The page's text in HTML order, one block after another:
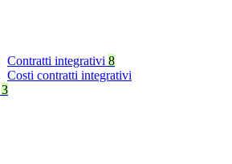
Contratti integrativi 8
Costi contratti integrativi
3